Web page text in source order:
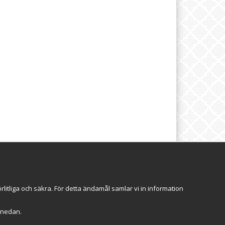
Anmäl mig
och säkra. För detta ändamål samlar vi in information